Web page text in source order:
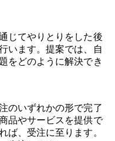
じてやりとりをした後
います。提案では、自
をどのように解決でき
のいずれかの形で完了
品やサービスを提供で
ば、受注に至ります。